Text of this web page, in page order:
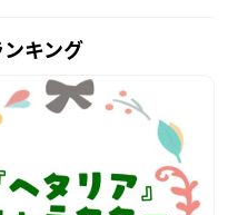
キング